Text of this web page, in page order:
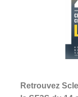
Retrouvez